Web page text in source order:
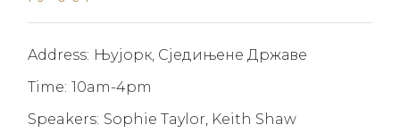
Address: Њујорк, Сједињене Државе
Time: 10am-4pm
Speakers: Sophie Taylor, Keith Shaw